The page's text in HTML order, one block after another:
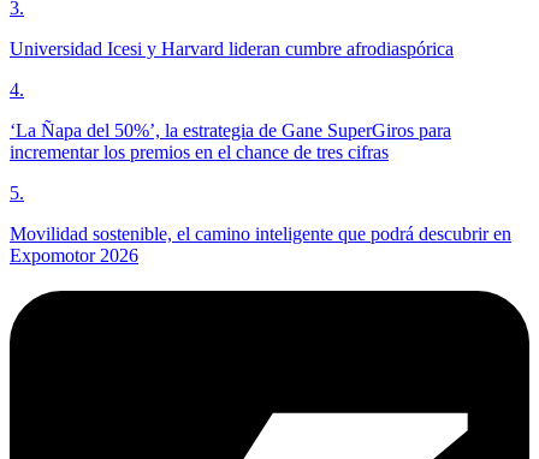
3.
Universidad Icesi y Harvard lideran cumbre afrodiaspórica
4.
‘La Ñapa del 50%’, la estrategia de Gane SuperGiros para
incrementar los premios en el chance de tres cifras
5.
Movilidad sostenible, el camino inteligente que podrá descubrir en
Expomotor 2026